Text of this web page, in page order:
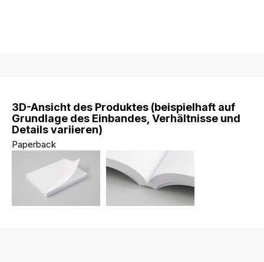
3D-Ansicht des Produktes (beispielhaft auf
Grundlage des Einbandes, Verhältnisse und
Details variieren)
Paperback